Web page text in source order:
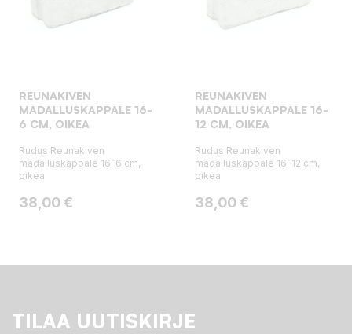
REUNAKIVEN
MADALLUSKAPPALE 16-
6 CM, OIKEA
Rudus Reunakiven
madalluskappale 16-6 cm,
oikea
Hinta
38,00 €
REUNAKIVEN
MADALLUSKAPPALE 16-
12 CM, OIKEA
Rudus Reunakiven
madalluskappale 16-12 cm,
oikea
Hinta
38,00 €
TILAA UUTISKIRJE